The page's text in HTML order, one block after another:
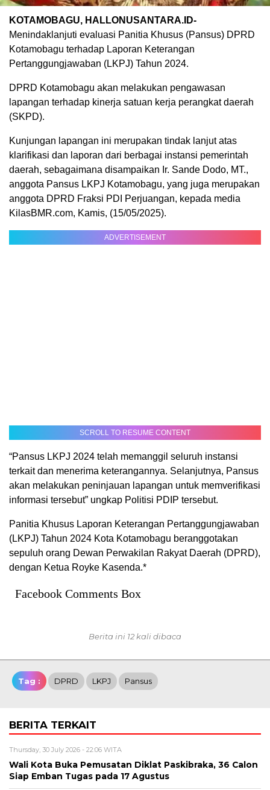
KOTAMOBAGU, HALLONUSANTARA.ID-
Menindaklanjuti evaluasi Panitia Khusus (Pansus) DPRD
Kotamobagu terhadap Laporan Keterangan
Pertanggungjawaban (LKPJ) Tahun 2024.
DPRD Kotamobagu akan melakukan pengawasan
lapangan terhadap kinerja satuan kerja perangkat daerah
(SKPD).
Kunjungan lapangan ini merupakan tindak lanjut atas
klarifikasi dan laporan dari berbagai instansi pemerintah
daerah, sebagaimana disampaikan Ir. Sande Dodo, MT.,
anggota Pansus LKPJ Kotamobagu, yang juga merupakan
anggota DPRD Fraksi PDI Perjuangan, kepada media
KilasBMR.com, Kamis, (15/05/2025).
ADVERTISEMENT
SCROLL TO RESUME CONTENT
“Pansus LKPJ 2024 telah memanggil seluruh instansi
terkait dan menerima keterangannya. Selanjutnya, Pansus
akan melakukan peninjauan lapangan untuk memverifikasi
informasi tersebut” ungkap Politisi PDIP tersebut.
Panitia Khusus Laporan Keterangan Pertanggungjawaban
(LKPJ) Tahun 2024 Kota Kotamobagu beranggotakan
sepuluh orang Dewan Perwakilan Rakyat Daerah (DPRD),
dengan Ketua Royke Kasenda.*
Facebook Comments Box
Berita ini 12 kali dibaca
Tag : DPRD LKPJ Pansus
BERITA TERKAIT
Thursday, 30 July 2026 - 22:06 WITA
Wali Kota Buka Pemusatan Diklat Paskibraka, 36 Calon
Siap Emban Tugas pada 17 Agustus